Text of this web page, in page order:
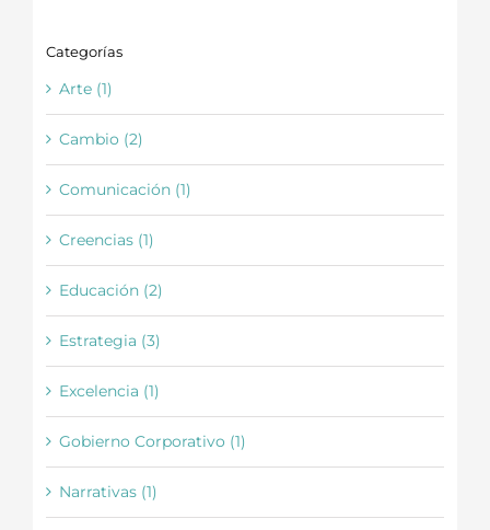
Categorías
Arte (1)
Cambio (2)
Comunicación (1)
Creencias (1)
Educación (2)
Estrategia (3)
Excelencia (1)
Gobierno Corporativo (1)
Narrativas (1)